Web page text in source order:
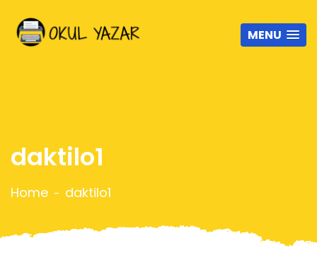
MENU
daktilo1
Home daktilo1